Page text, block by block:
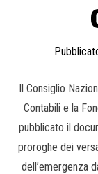
Il Consiglio
Contabili e la
pubblicato il
proroghe dei
dell’emergenza